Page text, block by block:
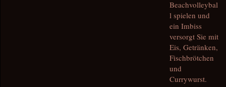
Beachvolleybal
l spielen und
ein Imbiss
versorgt Sie mit
Eis, Getränken,
Fischbrötchen
und
Currywurst.